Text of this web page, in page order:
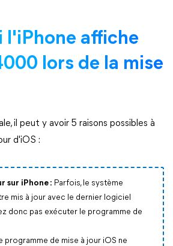
l'iPhone affiche
lors de la mise
il peut y avoir 5 raisons possibles à
d'iOS :
sur iPhone : Parfois, le système
mis à jour avec le dernier logiciel
donc pas exécuter le programme de
programme de mise à jour iOS ne